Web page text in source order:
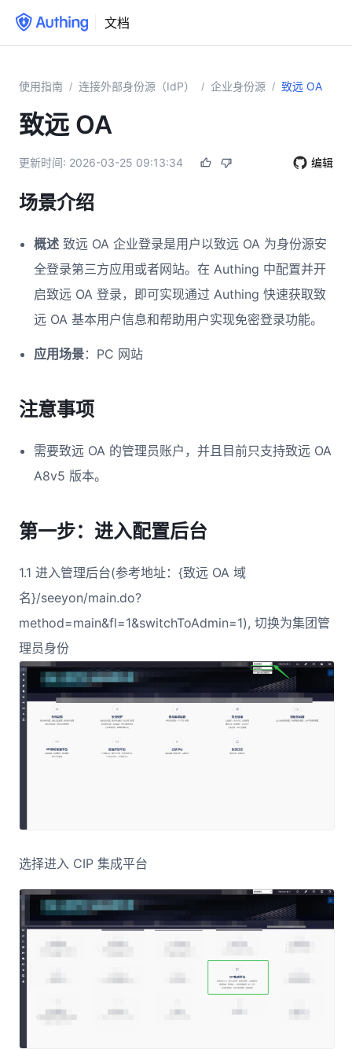
文档
使用指南 / 连接外部身份源（IdP） / 企业身份源 / 致远 OA
致远 OA
更新时间: 2026-03-25 09:13:34 编辑
场景介绍
概述 致远 OA 企业登录是用户以致远 OA 为身份源安
全登录第三方应用或者网站。在 Authing 中配置并开
启致远 OA 登录，即可实现通过 Authing 快速获取致
远 OA 基本用户信息和帮助用户实现免密登录功能。
应用场景：PC 网站
注意事项
需要致远 OA 的管理员账户，并且目前只支持致远 OA
A8v5 版本。
第一步：进入配置后台
1.1 进入管理后台(参考地址：{致远 OA 域
名}/seeyon/main.do?
method=main&fl=1&switchToAdmin=1), 切换为集团管
理员身份
选择进入 CIP 集成平台